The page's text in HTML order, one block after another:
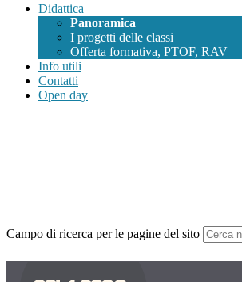
Didattica
Panoramica
I progetti delle classi
Offerta formativa, PTOF, RAV
Info utili
Contatti
Open day
Campo di ricerca per le pagine del sito